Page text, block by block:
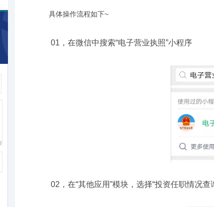
具体操作流程如下~
01，在微信中搜索“电子营业执照”小程序
02，在“其他应用”模块，选择“投资任职情况查